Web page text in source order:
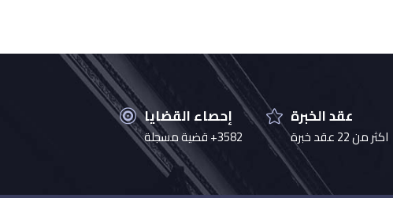
إحصاء القضايا
3582+ قضية مسجلة
عقد الخبرة
اكثر من 22 عقد خبرة